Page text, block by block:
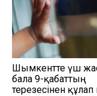
Шымкентте үш
бала 9-қабаттың
терезесінен құлап